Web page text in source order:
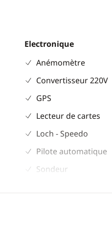
Electronique
Anémomètre
Convertisseur 220V
GPS
Lecteur de cartes
Loch - Speedo
Pilote automatique
Sondeur